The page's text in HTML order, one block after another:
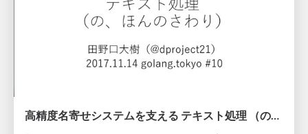
高精度名寄せシステムを支える テキスト処理 （の、ほんのさわり）